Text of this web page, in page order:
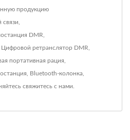
продукцию
связи
DMR
Цифровой ретранслятор DMR
портативная рация
Bluetooth-колонка
свяжитесь с нами